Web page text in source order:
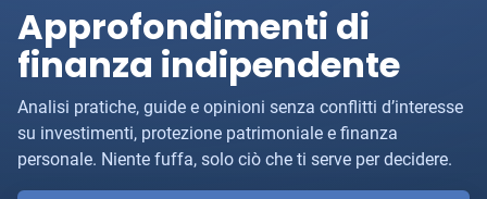
Approfondimenti di
finanza indipendente
Analisi pratiche, guide e opinioni senza conflitti d’interesse
su investimenti, protezione patrimoniale e finanza
personale. Niente fuffa, solo ciò che ti serve per decidere.